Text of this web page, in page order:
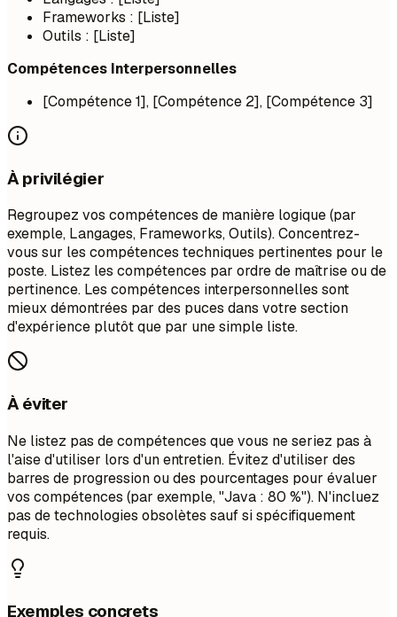
Frameworks : [Liste]
Outils : [Liste]
Compétences Interpersonnelles
[Compétence 1], [Compétence 2], [Compétence 3]
À privilégier
Regroupez vos compétences de manière logique (par
exemple, Langages, Frameworks, Outils). Concentrez-
vous sur les compétences techniques pertinentes pour le
poste. Listez les compétences par ordre de maîtrise ou de
pertinence. Les compétences interpersonnelles sont
mieux démontrées par des puces dans votre section
d'expérience plutôt que par une simple liste.
À éviter
Ne listez pas de compétences que vous ne seriez pas à
l'aise d'utiliser lors d'un entretien. Évitez d'utiliser des
barres de progression ou des pourcentages pour évaluer
vos compétences (par exemple, "Java : 80 %"). N'incluez
pas de technologies obsolètes sauf si spécifiquement
requis.
Exemples concrets